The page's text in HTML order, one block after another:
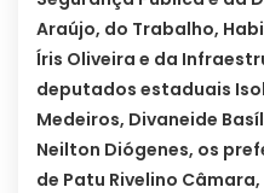
Araújo, do Trabalho,
Íris Oliveira e da
deputados estaduais
Medeiros, Divaneide
Neilton Diógenes, os
de Patu Rivelino